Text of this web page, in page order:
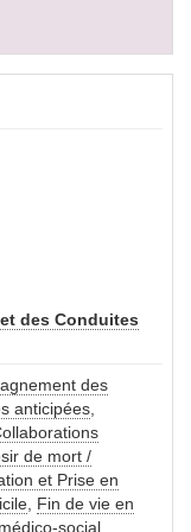
des Conduites
des
anticipées,
de mort /
et Prise en
, Fin de vie en
social